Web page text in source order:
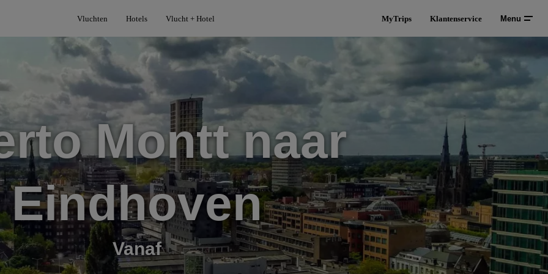
Vluchten Hotels Vlucht + Hotel MyTrips Klantenservice Menu
Montt naar
Eindhoven
Vanaf